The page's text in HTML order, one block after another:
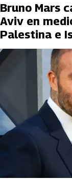
Bruno Mars
Aviv en
Palestina e